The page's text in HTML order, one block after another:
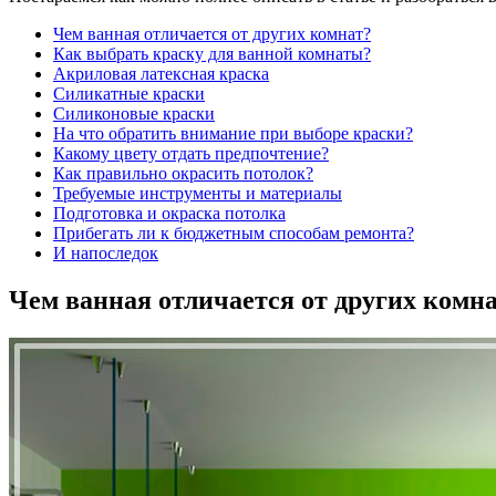
Чем ванная отличается от других комнат?
Как выбрать краску для ванной комнаты?
Акриловая латексная краска
Силикатные краски
Силиконовые краски
На что обратить внимание при выборе краски?
Какому цвету отдать предпочтение?
Как правильно окрасить потолок?
Требуемые инструменты и материалы
Подготовка и окраска потолка
Прибегать ли к бюджетным способам ремонта?
И напоследок
Чем ванная отличается от других